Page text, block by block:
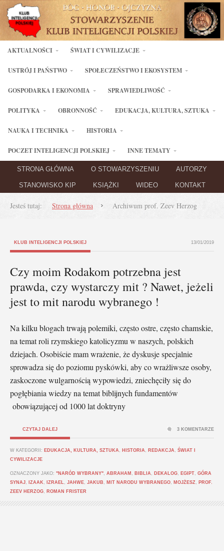
AKTUALNOŚCI ŚWIAT I CYWILIZACJE
USTRÓJ I PAŃSTWO SPOŁECZEŃSTWO I EKOSYSTEM
GOSPODARKA I EKONOMIA SPRAWIEDLIWOŚĆ
POLITYKA OBRONNOŚĆ EDUKACJA, KULTURA, SZTUKA
NAUKA I TECHNIKA HISTORIA
POCZET INTELIGENCJI POLSKIEJ INNE TEMATY
STRONA GŁÓWNA O STOWARZYSZENIU AUTORZY
STANOWISKO KIP KSIĄŻKI WIDEO KONTAKT
Jesteś tutaj: Strona główna Archiwum prof. Zeev Herzog
KLUB INTELIGENCJI POLSKIEJ 13/01/2019
Czy moim Rodakom potrzebna jest
prawda, czy wystarczy mit ? Nawet, jeżeli
jest to mit narodu wybranego !
Na kilku blogach trwają polemiki, często ostre, często chamskie,
na temat roli rzymskiego katolicyzmu w naszych, polskich
dziejach. Osobiście mam wrażenie, że dyskusje specjalnie
sprowadza się do poziomu pyskówki, aby co wrażliwsze osoby,
zaskoczone wulgarnością wypowiedzi, zniechęciły się do
pogłębiania wiedzy na temat biblijnych fundamentów
obowiązującej od 1000 lat doktryny
CZYTAJ DALEJ
W KATEGORII: EDUKACJA, KULTURA, SZTUKA HISTORIA REDAKCJA
ŚWIAT I
CYWILIZACJE
OZNACZONY JAKO: "NARÓD WYBRANY" ABRAHAM BIBLIA DEKALOG EGIPT GÓRA
SYNAJ
IZAAK IZRAEL JAHWE JAKUB MIT NARODU WYBRANEGO MOJŻESZ
PROF.
ZEEV HERZOG
ROMAN FRISTER
3 KOMENTARZE